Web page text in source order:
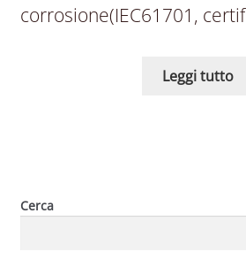
corrosione(IEC61701,
Leggi tutto
Cerca